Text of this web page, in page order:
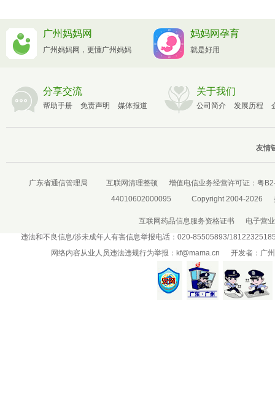
广州妈妈网
广州妈妈网，更懂广州妈妈
妈妈网孕育
就是好用
分享交流
帮助手册 免责声明 媒体报道
关于我们
公司简介 发展历程
友情
广东省通信管理局 互联网清理整顿 增值电信业务经营许可证： 粤
44010602000095
Copyright 2004-2026
互联网药品信息服务资格证书
电子营
违法和不良信息/涉未成年人有害信息举报电话：020-85505893/
网络内容从业人员违法违规行为举报： kf@mama.cn 开发者：广